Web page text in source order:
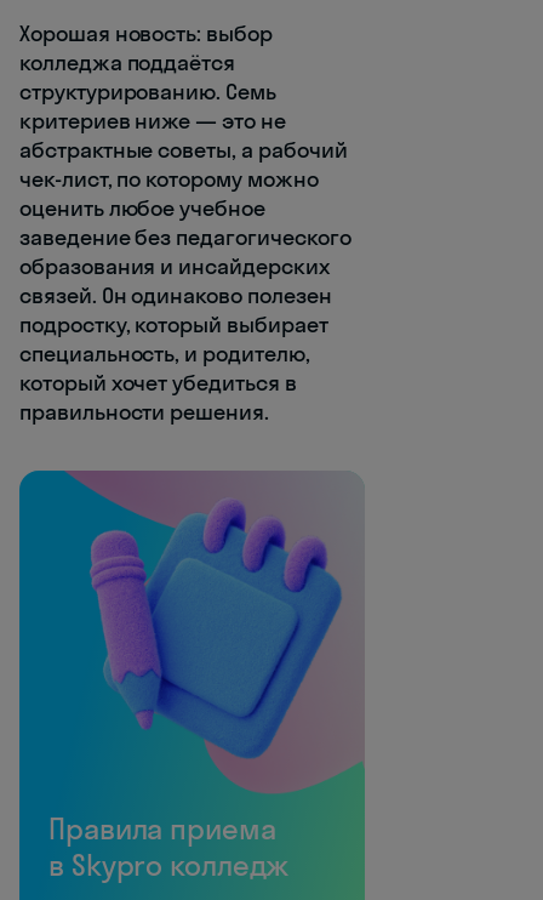
Хорошая новость: выбор
колледжа поддаётся
структурированию. Семь
критериев ниже — это не
абстрактные советы, а рабочий
чек-лист, по которому можно
оценить любое учебное
заведение без педагогического
образования и инсайдерских
связей. Он одинаково полезен
подростку, который выбирает
специальность, и родителю,
который хочет убедиться в
правильности решения.
Правила приема
в Skypro колледж